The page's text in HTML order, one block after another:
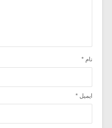
نام *
ایمیل *